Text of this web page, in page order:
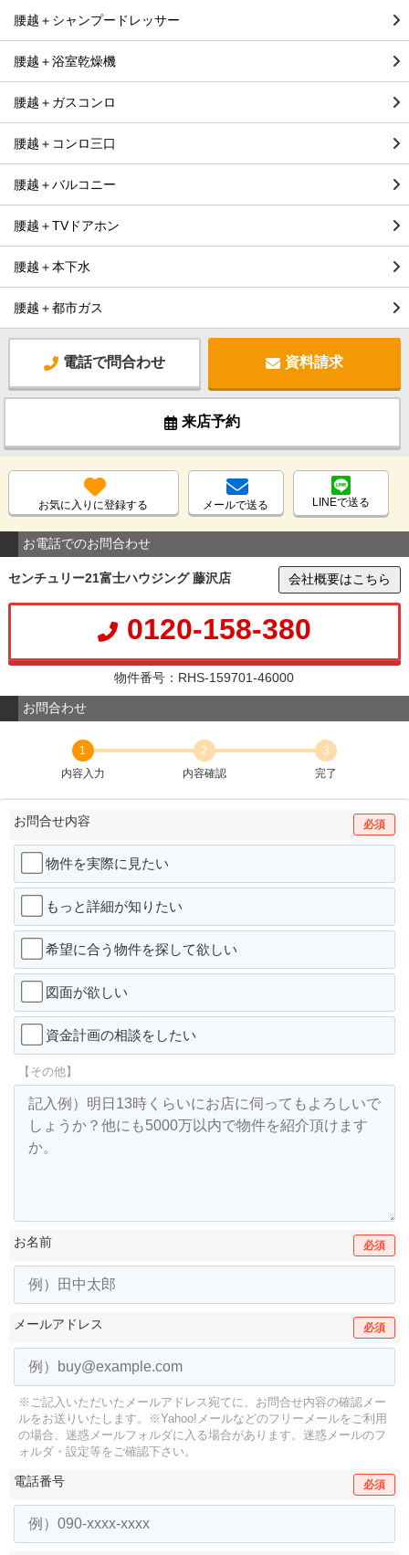
腰越＋シャンプードレッサー
腰越＋浴室乾燥機
腰越＋ガスコンロ
腰越＋コンロ三口
腰越＋バルコニー
腰越＋TVドアホン
腰越＋本下水
腰越＋都市ガス
電話で問合わせ 資料請求
来店予約
お気に入りに登録する メールで送る LINEで送る
お電話でのお問合わせ
センチュリー21富士ハウジング 藤沢店 会社概要はこちら
0120-158-380
物件番号：RHS-159701-46000
お問合わせ
1
内容入力
2
内容確認
3
完了
お問合せ内容 必須
物件を実際に見たい
もっと詳細が知りたい
希望に合う物件を探して欲しい
図面が欲しい
資金計画の相談をしたい
【その他】
お名前 必須
メールアドレス 必須
※ご記入いただいたメールアドレス宛てに、お問合せ内容の確認メー
ルをお送りいたします。
※Yahoo!メールなどのフリーメールをご利用
の場合、迷惑メールフォルダに入る場合があります。 迷惑メールのフ
ォルダ・設定等をご確認下さい。
電話番号 必須